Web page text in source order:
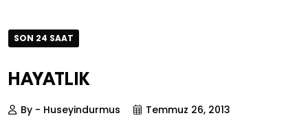
SON 24 SAAT
HAYATLIK
By - Huseyindurmus
Temmuz 26, 2013